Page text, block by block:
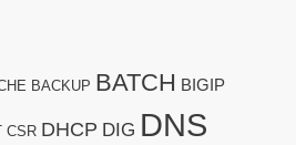
BACKUP BATCH BIGIP
CSR DHCP DIG DNS